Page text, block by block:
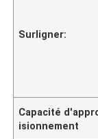
Surligner:
Capacité
isionnement